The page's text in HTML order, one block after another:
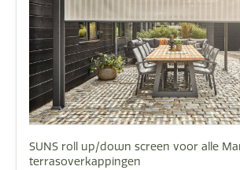
SUNS roll up/down screen voor alle
terrasoverkappingen